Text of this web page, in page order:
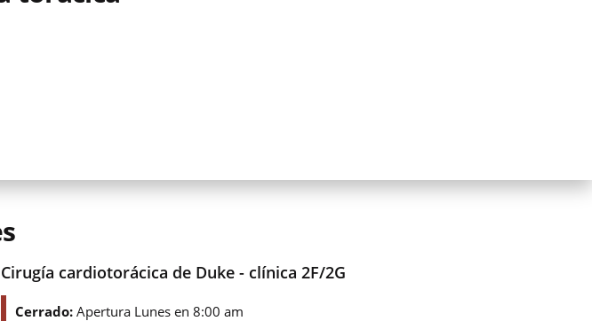
Cirugía cardiotorácica de Duke - clínica 2F/2G
Cerrado: Apertura Lunes en 8:00 am